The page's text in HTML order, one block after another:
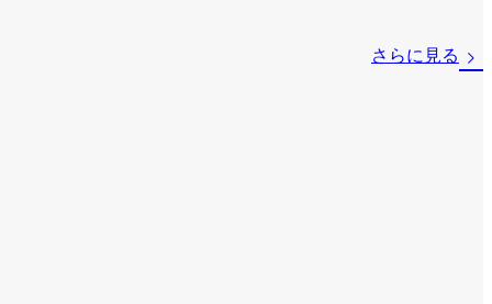
さらに見る